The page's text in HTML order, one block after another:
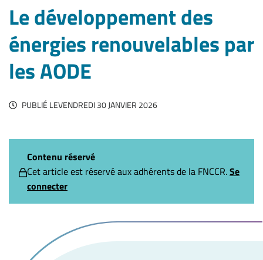
Le développement des
énergies renouvelables par
les AODE
PUBLIÉ LEVENDREDI 30 JANVIER 2026
Contenu réservé
Cet article est réservé aux adhérents de la FNCCR.Se
connecter